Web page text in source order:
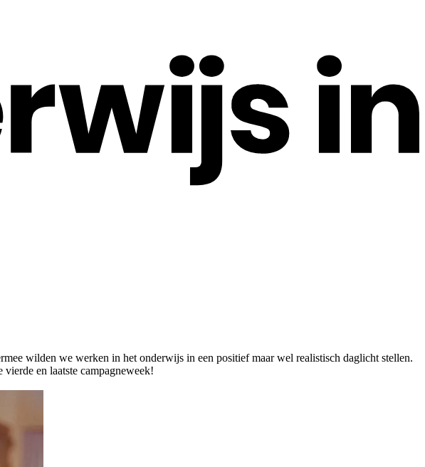
wilden we werken in het onderwijs in een positief maar wel realistisch daglicht stellen.
en laatste campagneweek!